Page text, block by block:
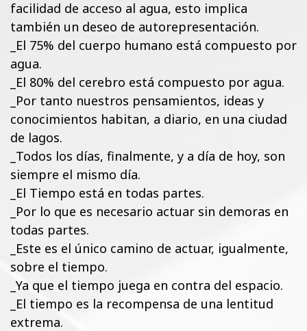
facilidad de acceso al agua, esto implica
también un deseo de autorepresentación.
_El 75% del cuerpo humano está compuesto por
agua.
_El 80% del cerebro está compuesto por agua.
_Por tanto nuestros pensamientos, ideas y
conocimientos habitan, a diario, en una ciudad
de lagos.
_Todos los días, finalmente, y a día de hoy, son
siempre el mismo día.
_El Tiempo está en todas partes.
_Por lo que es necesario actuar sin demoras en
todas partes.
_Este es el único camino de actuar, igualmente,
sobre el tiempo.
_Ya que el tiempo juega en contra del espacio.
_El tiempo es la recompensa de una lentitud
extrema.